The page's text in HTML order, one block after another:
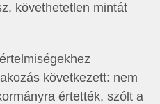
követhetetlen mintát
következett: nem
értették, szólt a